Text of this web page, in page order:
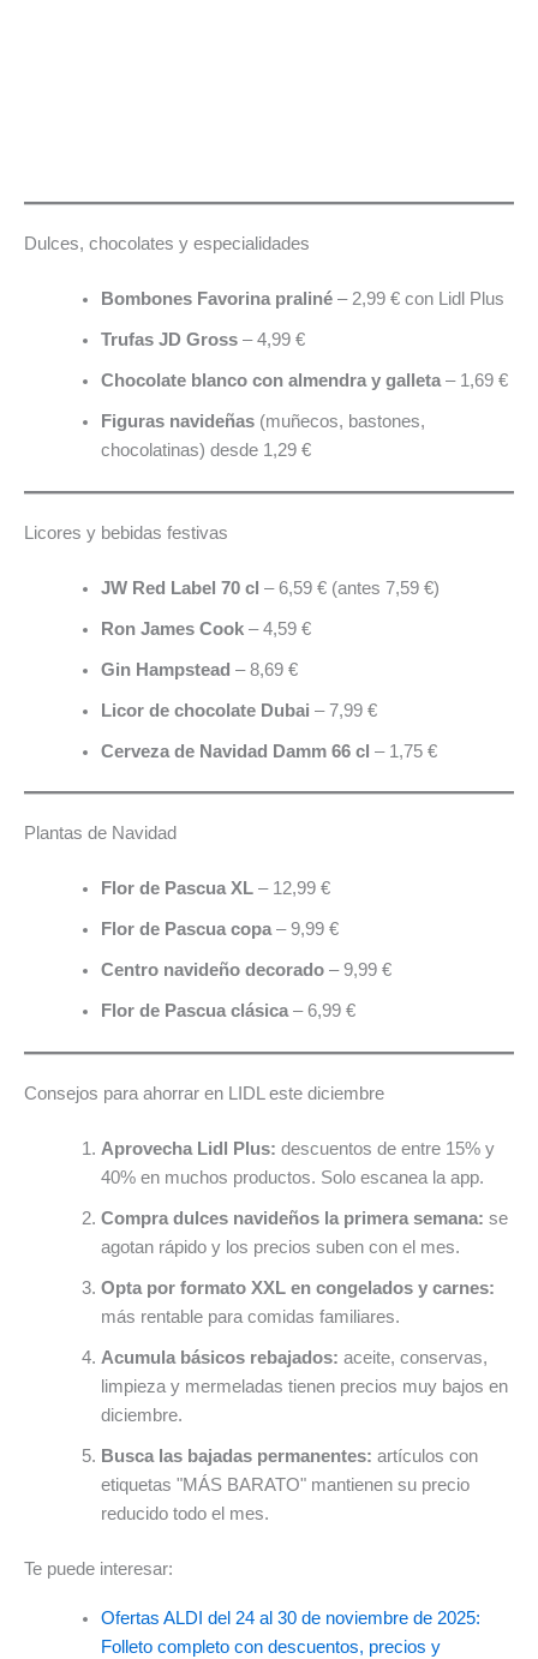
Dulces, chocolates y especialidades
Bombones Favorina praliné– 2,99 € con Lidl Plus
Trufas JD Gross– 4,99 €
Chocolate blanco con almendra y galleta– 1,69 €
Figuras navideñas(muñecos, bastones,
chocolatinas) desde 1,29 €
Licores y bebidas festivas
JW Red Label 70 cl – 6,59 € (antes 7,59 €)
Ron James Cook– 4,59 €
Gin Hampstead – 8,69 €
Licor de chocolate Dubai – 7,99 €
Cerveza de Navidad Damm 66 cl – 1,75 €
Plantas de Navidad
Flor de Pascua XL– 12,99 €
Flor de Pascua copa– 9,99 €
Centro navideño decorado– 9,99 €
Flor de Pascua clásica– 6,99 €
Consejos para ahorrar en LIDL este diciembre
Aprovecha Lidl Plus: descuentos de entre 15% y
40% en muchos productos. Solo escanea la app.
Compra dulces navideños la primera semana: se
agotan rápido y los precios suben con el mes.
Opta por formato XXL en congelados y carnes:
más rentable para comidas familiares.
Acumula básicos rebajados: aceite, conservas,
limpieza y mermeladas tienen precios muy bajos en
diciembre.
Busca las bajadas permanentes: artículos con
etiquetas "MÁS BARATO" mantienen su precio
reducido todo el mes.
Te puede interesar:
Ofertas ALDI del 24 al 30 de noviembre de 2025:
Folleto completo con descuentos, precios y